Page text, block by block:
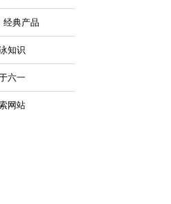
经典产品
知识
六一
网站